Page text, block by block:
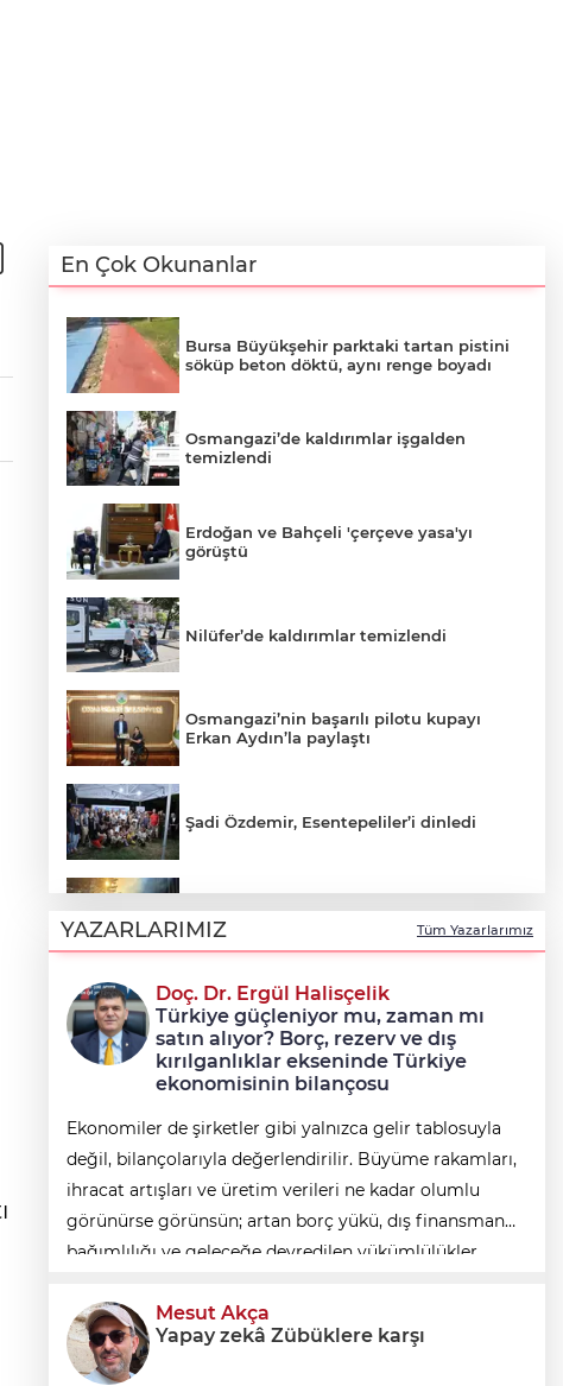
En Çok Okunanlar
Bursa Büyükşehir parktaki tartan pistini
söküp beton döktü, aynı renge boyadı
Osmangazi’de kaldırımlar işgalden
temizlendi
Erdoğan ve Bahçeli 'çerçeve yasa'yı
görüştü
Nilüfer’de kaldırımlar temizlendi
Osmangazi’nin başarılı pilotu kupayı
Erkan Aydın’la paylaştı
Şadi Özdemir, Esentepeliler’i dinledi
söndürüldü
Avcılar Belediye Başkanı Utku Caner
Çaykara tahliye edildi
YAZARLARIMIZ Tüm Yazarlarımız
Doç. Dr. Ergül Halisçelik
Türkiye güçleniyor mu, zaman mı
satın alıyor? Borç, rezerv ve dış
kırılganlıklar ekseninde Türkiye
ekonomisinin bilançosu
Ekonomiler de şirketler gibi yalnızca gelir tablosuyla
değil, bilançolarıyla değerlendirilir. Büyüme rakamları,
ihracat artışları ve üretim verileri ne kadar olumlu
görünürse görünsün; artan borç yükü, dış finansman
bağımlılığı ve geleceğe devredilen yükümlülükler
Mesut Akça
Yapay zekâ Zübüklere karşı